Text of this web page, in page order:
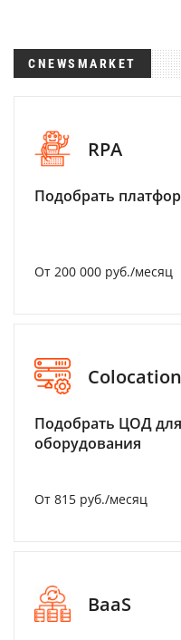
CNEWSMARKET
RPA
Подобрать
От 200 000 руб./месяц
Colocation
Подобрать ЦОД
оборудования
От 815 руб./месяц
BaaS